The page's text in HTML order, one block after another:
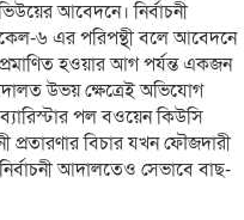
আবেদনে। নির্বাচনী
৬ এর পরিপন্থী বলে আবেদনে
হওয়ার আগ পর্যন্ত একজন
উভয় ক্ষেত্রেই অভিযোগ
পল বওয়েন কিউসি
প্রতারণার বিচার যখন ফৌজদারী
আদালতেও সেভাবে বাছ-